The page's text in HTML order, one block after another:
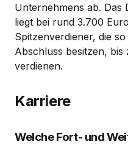
Unternehmens ab. Das
liegt bei rund 3.700
Spitzenverdiener, die
Abschluss besitzen,
verdienen.
Karriere
Welche Fort- und